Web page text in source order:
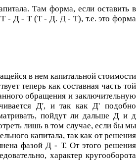
Там форма, если оставить в
Т - Д - Т(Т - Д. Д - Т), т.е. это форма
в нем капитальной стоимости
теперь как составная часть той
обращения и заключительную
Д', и так какД' подобно
пойдут ли дальше Д и д
лишь в том случае, если бы мы
капитала, так как от решения
фазойД - Т. От этого решения
характер кругооборота